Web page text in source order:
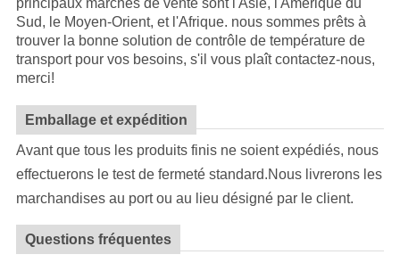
principaux marchés de vente sont l'Asie, l'Amérique du
Sud, le Moyen-Orient, et l'Afrique. nous sommes prêts à
trouver la bonne solution de contrôle de température de
transport pour vos besoins, s'il vous plaît contactez-nous,
merci!
Emballage et expédition
Avant que tous les produits finis ne soient expédiés, nous
effectuerons le test de fermeté standard.Nous livrerons les
marchandises au port ou au lieu désigné par le client.
Questions fréquentes